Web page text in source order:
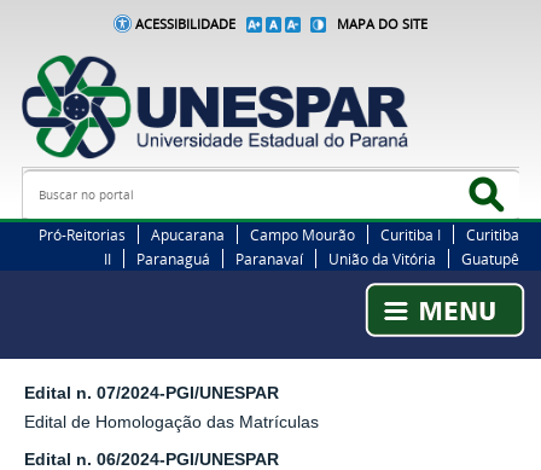
ACESSIBILIDADE MAPA DO SITE
Busca
Pró-Reitorias Apucarana Campo Mourão Curitiba I
Curitiba
II
Paranaguá Paranavaí União da Vitória Guatupê
Edital n. 07/2024-PGI/UNESPAR
Edital de Homologação das Matrículas
Edital n. 06/2024-PGI/UNESPAR